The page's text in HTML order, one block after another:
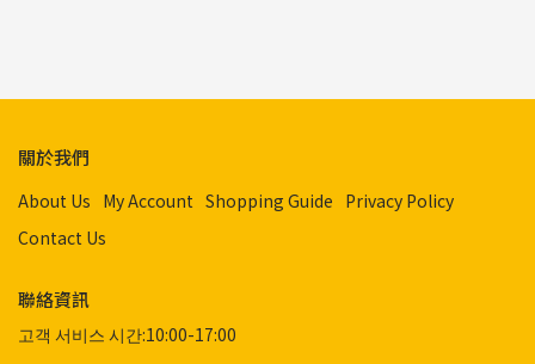
關於我們
About Us My Account Shopping Guide Privacy Policy
Contact Us
聯絡資訊
고객 서비스 시간:10:00-17:00